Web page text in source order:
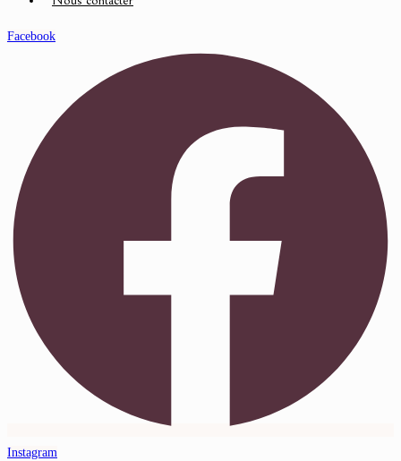
Facebook
Instagram